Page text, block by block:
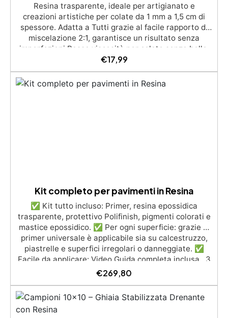
Resina trasparente, ideale per artigianato e
creazioni artistiche per colate da 1 mm a 1,5 cm di
spessore. Adatta a Tutti grazie al facile rapporto di
miscelazione 2:1, garantisce un risultato senza
imperfezioni Bassa viscosità per colate senza bolle,
compatibile con legno, silicone, vetro, metallo e altri
materiali. Certificata post-catalisi atossica e sicura
per il contatto con la pelle, Bpa Free e senza Solventi
(Voc Free) Superficie lucida, autolivellante e con filtri
€17,99
Kit completo per pavimenti in Resina
✅ Kit tutto incluso: Primer, resina epossidica
trasparente, protettivo Polifinish, pigmenti colorati e
mastice epossidico. ✅ Per ogni superficie: grazie al
primer universale è applicabile sia su calcestruzzo,
piastrelle e superfici irregolari o danneggiate. ✅
Facile da applicare: Video Guida completa inclusa, 3
semplici passaggi, dalla preparazione della superficie
alla finitura protettiva antigraffio. ✅ Risultati
professionali: Sistema autolivellante, resistente ai
raggi UV, duraturo e con finitura lucida o satinata. ✅
Personalizzabile: Disponibile in kit per metrature da
€269,80